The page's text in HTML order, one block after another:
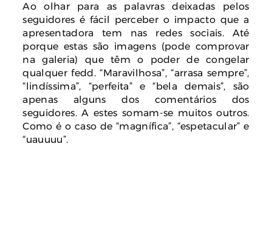
Ao olhar para as palavras deixadas pelos
seguidores é fácil perceber o impacto que a
apresentadora tem nas redes sociais. Até
porque estas são imagens (pode comprovar
na galeria) que têm o poder de congelar
qualquer fedd. “Maravilhosa”, “arrasa sempre”,
“lindíssima”, “perfeita” e “bela demais”, são
apenas alguns dos comentários dos
seguidores. A estes somam-se muitos outros.
Como é o caso de “magnífica”, “espetacular” e
“uauuuu”.